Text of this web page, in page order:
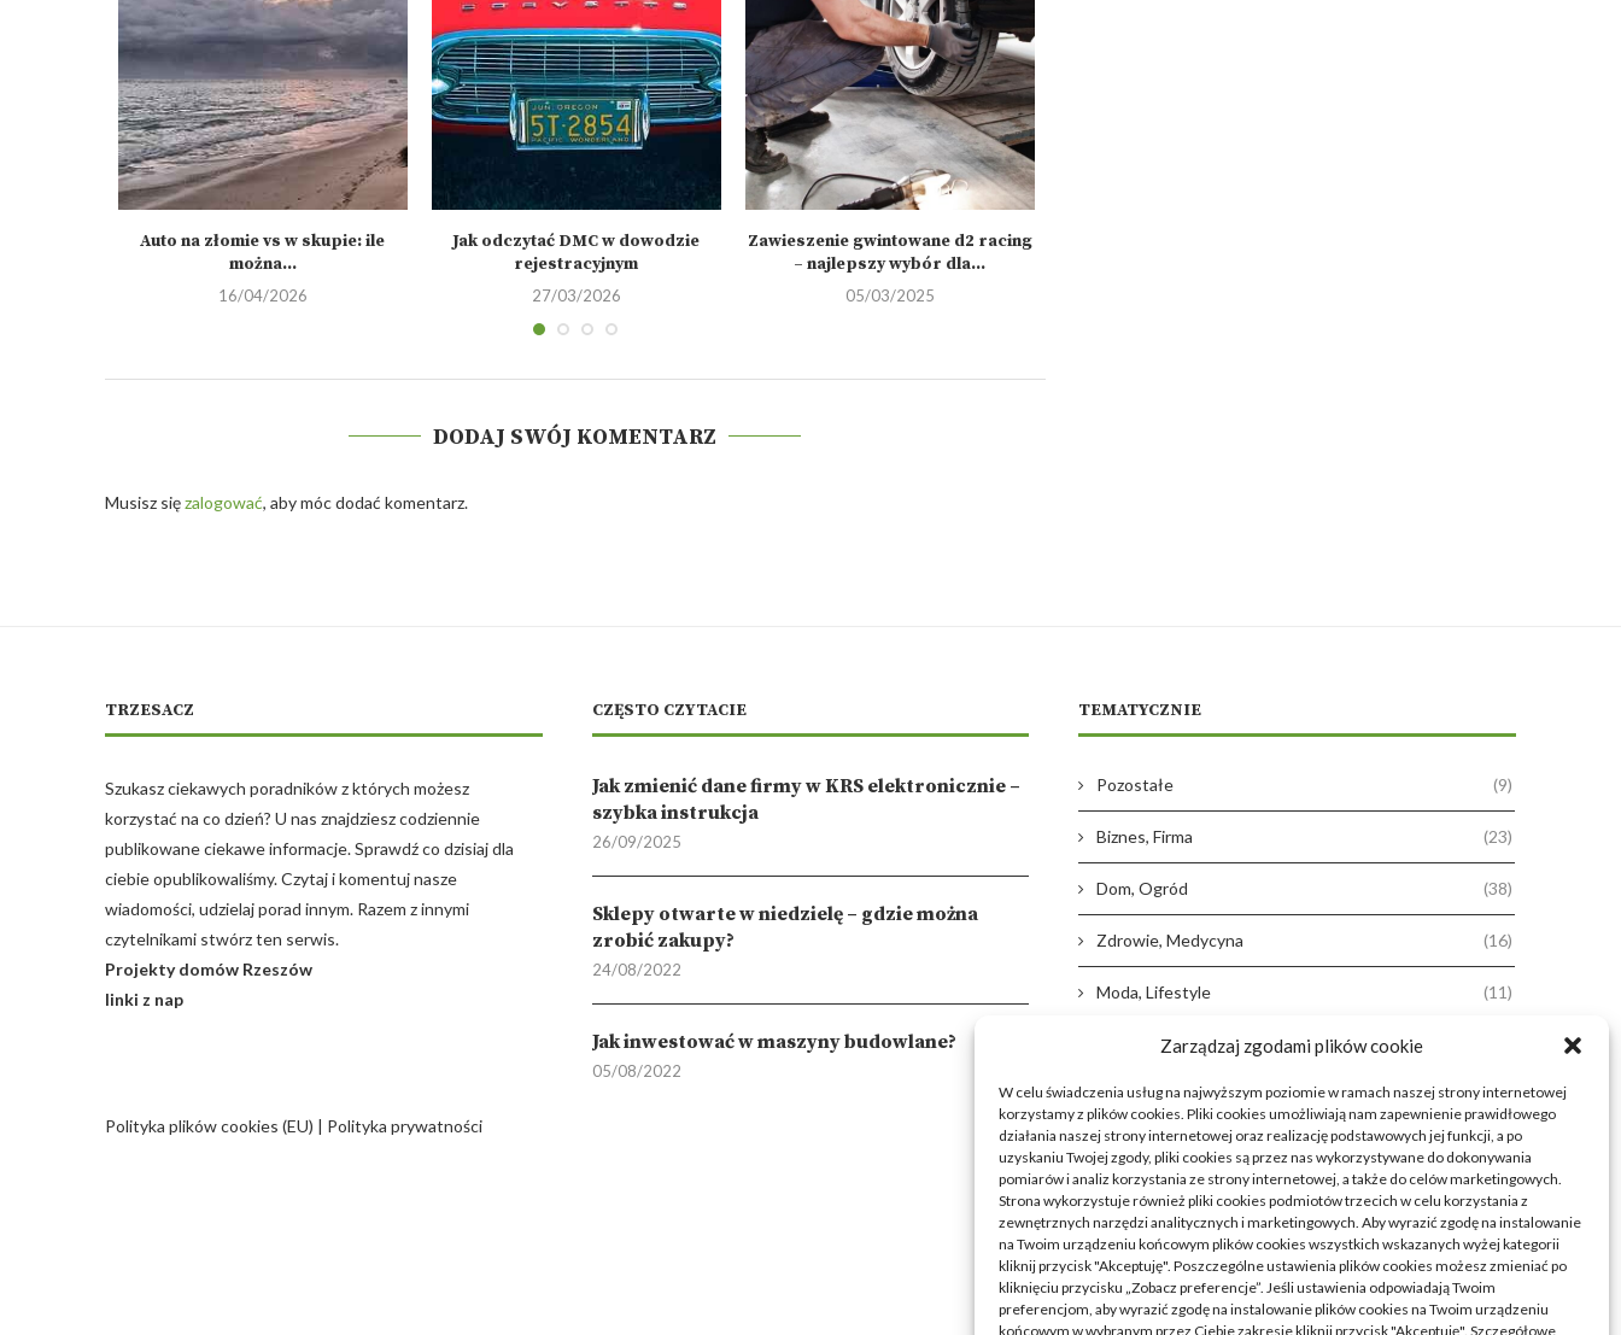
Zarządzaj zgodami plików cookie
W celu świadczenia usług na najwyższym poziomie w ramach naszej strony internetowej
korzystamy z plików cookies. Pliki cookies umożliwiają nam zapewnienie prawidłowego
działania naszej strony internetowej oraz realizację podstawowych jej funkcji, a po
uzyskaniu Twojej zgody, pliki cookies są przez nas wykorzystywane do dokonywania
pomiarów i analiz korzystania ze strony internetowej, a także do celów marketingowych.
Strona wykorzystuje również pliki cookies podmiotów trzecich w celu korzystania z
zewnętrznych narzędzi analitycznych i marketingowych. Aby wyrazić zgodę na instalowanie
na Twoim urządzeniu końcowym plików cookies wszystkich wskazanych wyżej kategorii
kliknij przycisk "Akceptuję". Poszczególne ustawienia plików cookies możesz zmieniać po
kliknięciu przycisku „Zobacz preferencje”. Jeśli ustawienia odpowiadają Twoim
preferencjom, aby wyrazić zgodę na instalowanie plików cookies na Twoim urządzeniu
końcowym w wybranym przez Ciebie zakresie kliknij przycisk "Akceptuję". Szczegółowe
Auto na złomie vs w skupie: ile
można...
16/04/2026
Jak odczytać DMC w dowodzie
rejestracyjnym
27/03/2026
Zawieszenie gwintowane d2 racing
– najlepszy wybór dla...
05/03/2025
DODAJ SWÓJ KOMENTARZ
Musisz sięzalogować, aby móc dodać komentarz.
TRZESACZ
Szukasz ciekawych poradników z których możesz
korzystać na co dzień? U nas znajdziesz codziennie
publikowane ciekawe informacje. Sprawdź co dzisiaj dla
ciebie opublikowaliśmy. Czytaj i komentuj nasze
wiadomości, udzielaj porad innym. Razem z innymi
czytelnikami stwórz ten serwis.
Projekty domów Rzeszów
linki z nap
Polityka plików cookies (EU) | Polityka prywatności
CZĘSTO CZYTACIE
Jak zmienić dane firmy w KRS elektronicznie –
szybka instrukcja
26/09/2025
Sklepy otwarte w niedzielę – gdzie można
zrobić zakupy?
24/08/2022
Jak inwestować w maszyny budowlane?
05/08/2022
TEMATYCZNIE
Pozostałe (9)
Biznes, Firma (23)
Dom, Ogród (38)
Zdrowie, Medycyna (16)
Moda, Lifestyle (11)
Motoryzacja
Rozrywka, Edukacja (26)
Usługi (20)
Technologie (23)
Sport, Turystyka (7)
ARTYKUŁ SPONSOROWANY (52)